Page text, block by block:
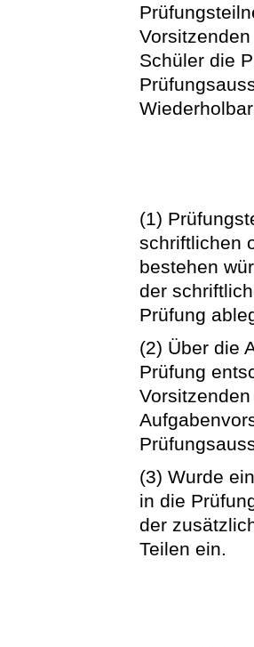
Schüler die
(1)
schriftlichen
bestehen
der
Prüfung
(2) Über die
Prüfung
(3) Wurde
in die
der
Teilen ein.